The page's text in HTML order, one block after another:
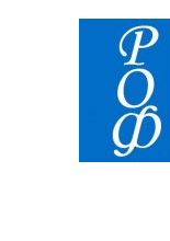
содержимому